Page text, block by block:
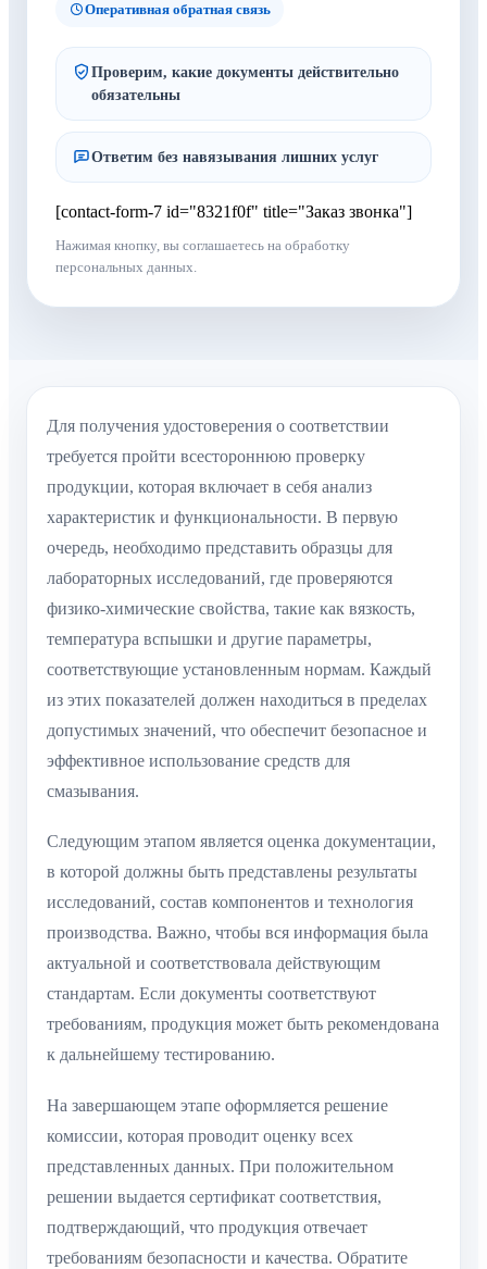
Оперативная обратная связь
Проверим, какие документы действительно
обязательны
Ответим без навязывания лишних услуг
[contact-form-7 id="8321f0f" title="Заказ звонка"]
Нажимая кнопку, вы соглашаетесь на обработку
персональных данных.
Для получения удостоверения о соответствии
требуется пройти всестороннюю проверку
продукции, которая включает в себя анализ
характеристик и функциональности. В первую
очередь, необходимо представить образцы для
лабораторных исследований, где проверяются
физико-химические свойства, такие как вязкость,
температура вспышки и другие параметры,
соответствующие установленным нормам. Каждый
из этих показателей должен находиться в пределах
допустимых значений, что обеспечит безопасное и
эффективное использование средств для
смазывания.
Следующим этапом является оценка документации,
в которой должны быть представлены результаты
исследований, состав компонентов и технология
производства. Важно, чтобы вся информация была
актуальной и соответствовала действующим
стандартам. Если документы соответствуют
требованиям, продукция может быть рекомендована
к дальнейшему тестированию.
На завершающем этапе оформляется решение
комиссии, которая проводит оценку всех
представленных данных. При положительном
решении выдается сертификат соответствия,
подтверждающий, что продукция отвечает
требованиям безопасности и качества. Обратите